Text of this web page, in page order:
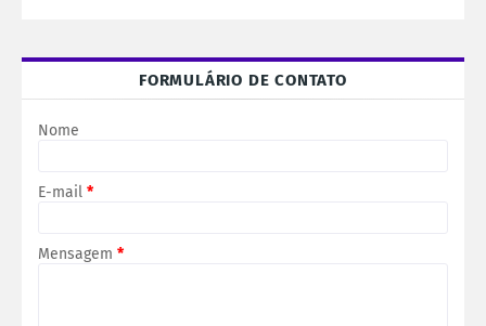
FORMULÁRIO DE CONTATO
Nome
E-mail *
Mensagem *